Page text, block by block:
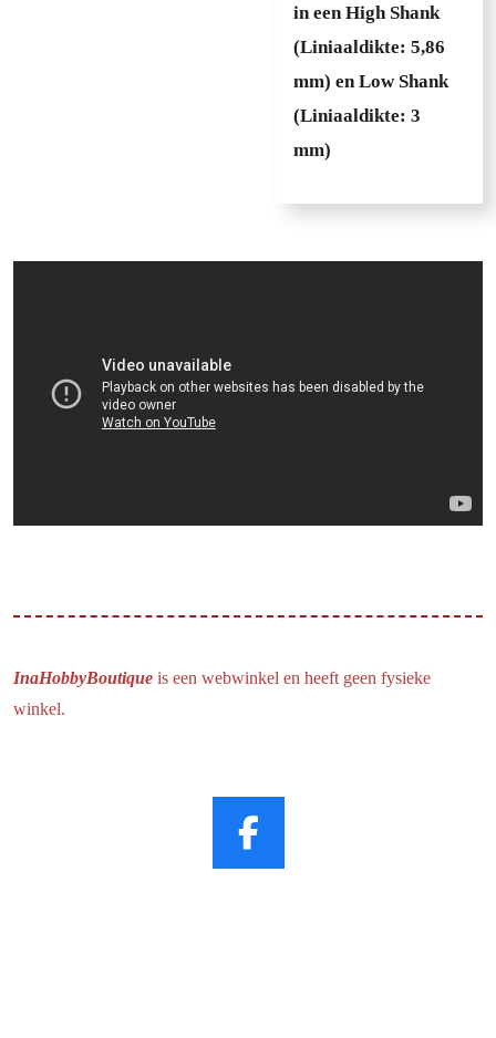
in een High Shank
(Liniaaldikte: 5,86
mm) en Low Shank
(Liniaaldikte: 3
mm)
InaHobbyBoutique is een webwinkel en heeft geen fysieke
winkel.
F